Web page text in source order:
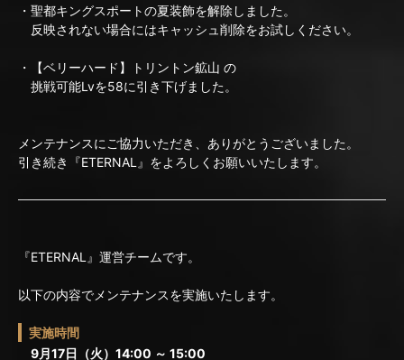
・聖都キングスポートの夏装飾を解除しました。
反映されない場合にはキャッシュ削除をお試しください。
・【ベリーハード】トリントン鉱山 の
挑戦可能Lvを58に引き下げました。
メンテナンスにご協力いただき、ありがとうございました。
引き続き『ETERNAL』をよろしくお願いいたします。
『ETERNAL』運営チームです。
以下の内容でメンテナンスを実施いたします。
実施時間
9月17日（火）14:00 ～ 15:00